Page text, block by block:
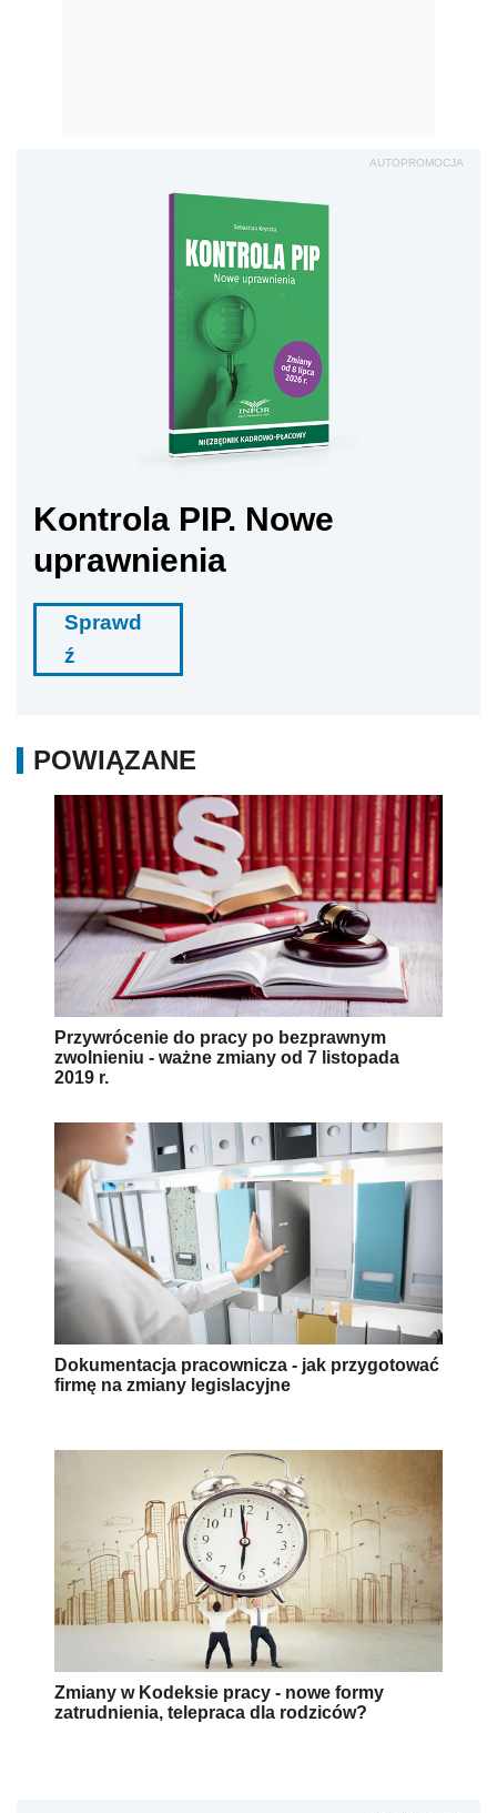
AUTOPROMOCJA
Kontrola PIP. Nowe
uprawnienia
Sprawd
ź
POWIĄZANE
Przywrócenie do pracy po bezprawnym
zwolnieniu - ważne zmiany od 7 listopada
2019 r.
Dokumentacja pracownicza - jak przygotować
firmę na zmiany legislacyjne
Zmiany w Kodeksie pracy - nowe formy
zatrudnienia, telepraca dla rodziców?